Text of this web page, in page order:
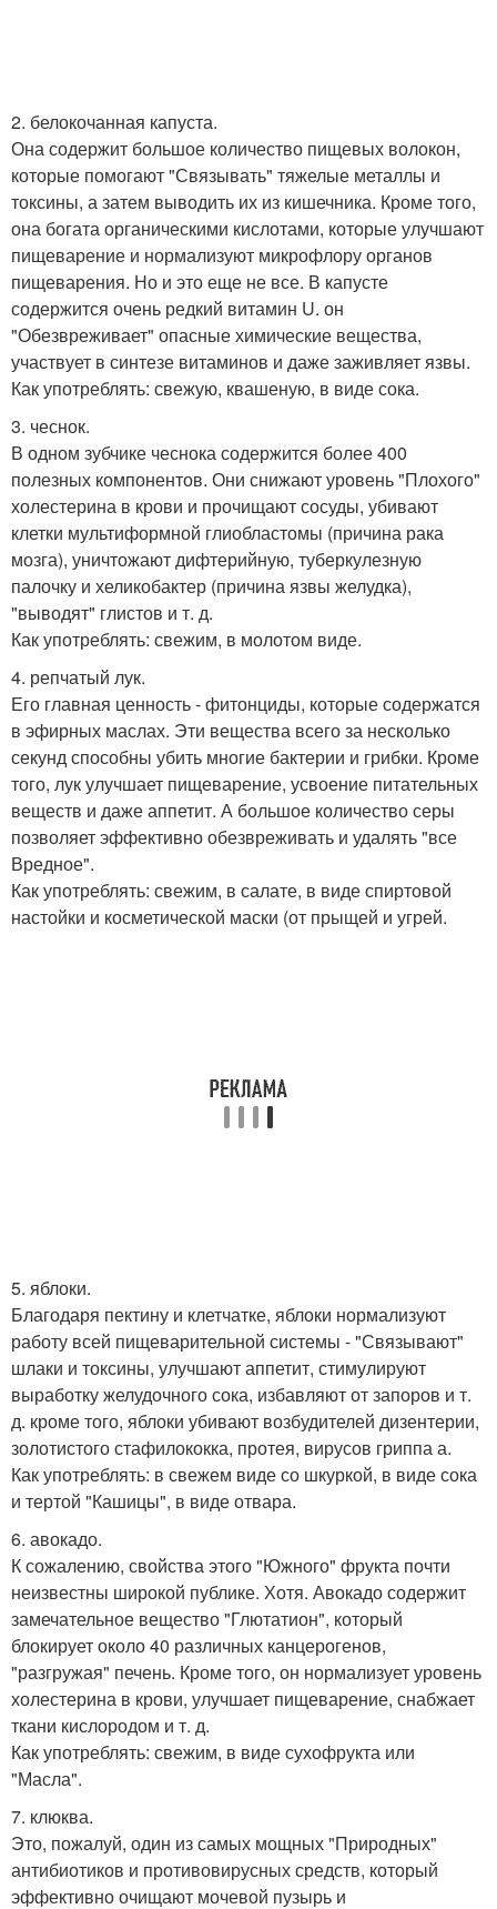
2. белокочанная капуста.
Она содержит большое количество пищевых волокон,
которые помогают "Связывать" тяжелые металлы и
токсины, а затем выводить их из кишечника. Кроме того,
она богата органическими кислотами, которые улучшают
пищеварение и нормализуют микрофлору органов
пищеварения. Но и это еще не все. В капусте
содержится очень редкий витамин U. он
"Обезвреживает" опасные химические вещества,
участвует в синтезе витаминов и даже заживляет язвы.
Как употреблять: свежую, квашеную, в виде сока.
3. чеснок.
В одном зубчике чеснока содержится более 400
полезных компонентов. Они снижают уровень "Плохого"
холестерина в крови и прочищают сосуды, убивают
клетки мультиформной глиобластомы (причина рака
мозга), уничтожают дифтерийную, туберкулезную
палочку и хеликобактер (причина язвы желудка),
"выводят" глистов и т. д.
Как употреблять: свежим, в молотом виде.
4. репчатый лук.
Его главная ценность - фитонциды, которые содержатся
в эфирных маслах. Эти вещества всего за несколько
секунд способны убить многие бактерии и грибки. Кроме
того, лук улучшает пищеварение, усвоение питательных
веществ и даже аппетит. А большое количество серы
позволяет эффективно обезвреживать и удалять "все
Вредное".
Как употреблять: свежим, в салате, в виде спиртовой
настойки и косметической маски (от прыщей и угрей.
5. яблоки.
Благодаря пектину и клетчатке, яблоки нормализуют
работу всей пищеварительной системы - "Связывают"
шлаки и токсины, улучшают аппетит, стимулируют
выработку желудочного сока, избавляют от запоров и т.
д. кроме того, яблоки убивают возбудителей дизентерии,
золотистого стафилококка, протея, вирусов гриппа а.
Как употреблять: в свежем виде со шкуркой, в виде сока
и тертой "Кашицы", в виде отвара.
6. авокадо.
К сожалению, свойства этого "Южного" фрукта почти
неизвестны широкой публике. Хотя. Авокадо содержит
замечательное вещество "Глютатион", который
блокирует около 40 различных канцерогенов,
"разгружая" печень. Кроме того, он нормализует уровень
холестерина в крови, улучшает пищеварение, снабжает
ткани кислородом и т. д.
Как употреблять: свежим, в виде сухофрукта или
"Масла".
7. клюква.
Это, пожалуй, один из самых мощных "Природных"
антибиотиков и противовирусных средств, который
эффективно очищают мочевой пузырь и